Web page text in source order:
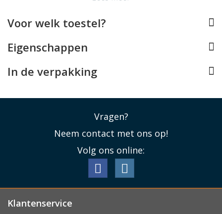
Voor welk toestel?
Eigenschappen
In de verpakking
Vragen?
Neem contact met ons op!
Volg ons online:
Klantenservice